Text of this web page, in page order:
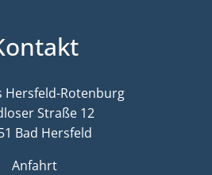
Hersfeld-Rotenburg
Straße 12
Bad Hersfeld
Anfahrt